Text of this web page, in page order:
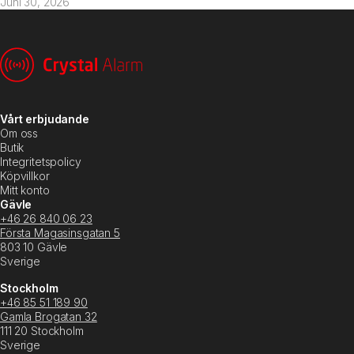
Vårt erbjudande
Om oss
Butik
Integritetspolicy
Köpvillkor
Mitt konto
Gävle
+46 26 840 06 23
Första Magasinsgatan 5
803 10 Gävle
Sverige
Stockholm
+46 85 51 189 90
Gamla Brogatan 32
111 20 Stockholm
Sverige